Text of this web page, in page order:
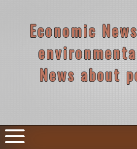
Economic
News about